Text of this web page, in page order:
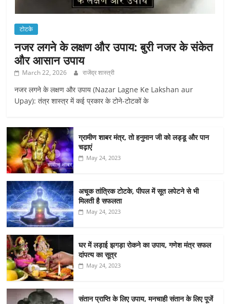
टोटके
नजर लगने के लक्षण और उपाय: बुरी नजर के संकेत
और आसान उपाय
March 22, 2026 राजेंद्र शास्त्री
नजर लगने के लक्षण और उपाय (Nazar Lagne Ke Lakshan aur
Upay): तंत्र शास्त्र में कई प्रकार के टोने-टोटकों के
ग्रामीण शाबर मंत्र, तो हनुमान जी को लड्डू और पान
चढ़ाएं
May 24, 2023
अचूक तांत्रिक टोटके, पीपल में सूत लपेटने से भी
मिलती है सफलता
May 24, 2023
घर में लड़ाई झगड़ा रोकने का उपाय, गणेश मंत्र सफल
दांपत्य का सूत्र
May 24, 2023
संतान प्राप्ति के लिए उपाय, मनचाही संतान के लिए पूजें